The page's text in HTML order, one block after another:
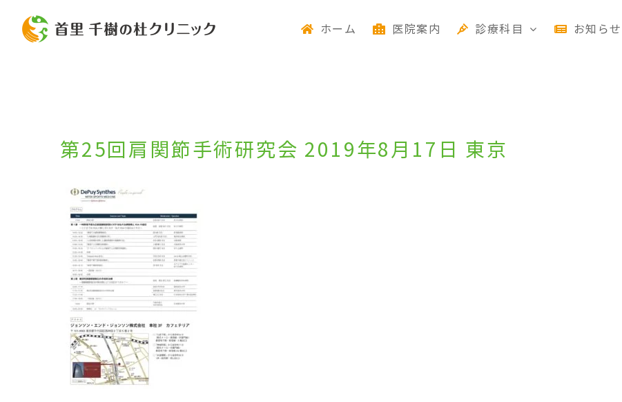
content
ホーム 医院案内 診療科目 お知らせ
第25回肩関節手術研究会 2019年8月17日 東京